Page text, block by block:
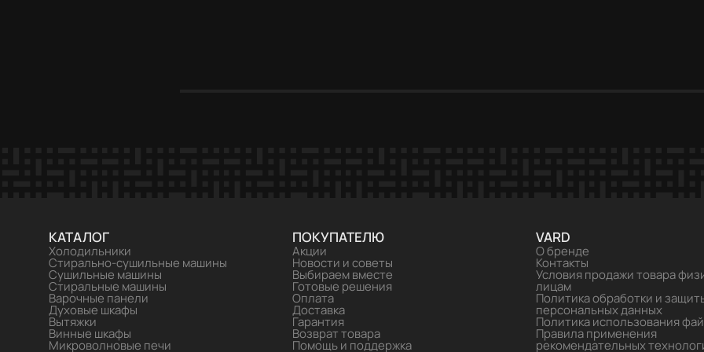
КАТАЛОГ
Холодильники
Стирально-сушильные машины
Сушильные машины
Стиральные машины
Варочные панели
Духовые шкафы
Вытяжки
Винные шкафы
Микроволновые печи
ПОКУПАТЕЛЮ
Акции
Новости и советы
Выбираем вместе
Готовые решения
Оплата
Доставка
Гарантия
Возврат товара
Помощь и поддержка
VARD
О бренде
Контакты
Условия продажи товара
лицам
Политика обработки и
персональных данных
Политика использования
Правила применения
рекомендательных